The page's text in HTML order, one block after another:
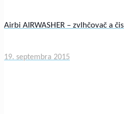
Airbi AIRWASHER – zvlhčovač a
19. septembra 2015